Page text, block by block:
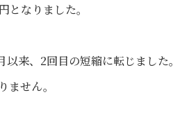
なりました。
来、2回目の短縮に転じました。
せん。